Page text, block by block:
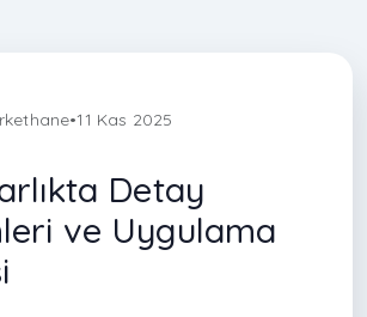
•11 Kas 2025
Detay
ve Uygulama